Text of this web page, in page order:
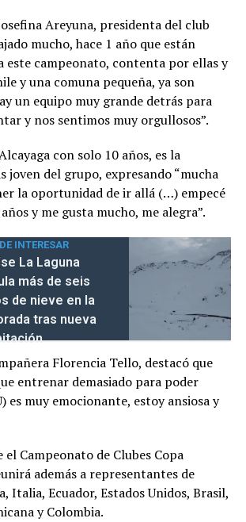
Areyuna, presidenta del club
mucho, hace 1 año que están
este campeonato, contenta por ellas y
y una comuna pequeña, ya son
un equipo muy grande detrás para
y nos sentimos muy orgullosos”.
con solo 10 años, es la
joven del grupo, expresando “mucha
la oportunidad de ir allá (…) empecé
y me gusta mucho, me alegra”.
INTERESAR
La Laguna
más de seis
de nieve en la
tras nueva
Florencia Tello, destacó que
entrenar demasiado para poder
es muy emocionante, estoy ansiosa y
el Campeonato de Clubes Copa
además a representantes de
Italia, Ecuador, Estados Unidos, Brasil,
y Colombia.